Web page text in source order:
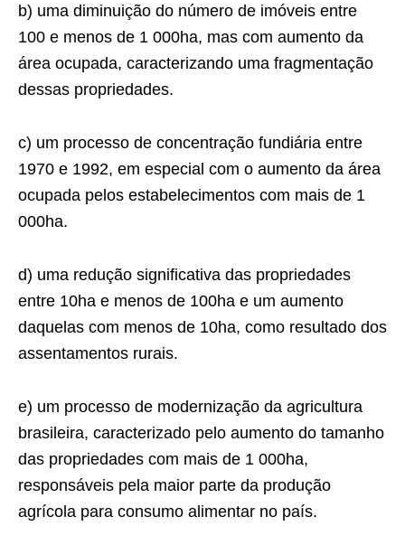
b) uma diminuição do número de imóveis entre
100 e menos de 1 000ha, mas com aumento da
área ocupada, caracterizando uma fragmentação
dessas propriedades.
c) um processo de concentração fundiária entre
1970 e 1992, em especial com o aumento da área
ocupada pelos estabelecimentos com mais de 1
000ha.
d) uma redução significativa das propriedades
entre 10ha e menos de 100ha e um aumento
daquelas com menos de 10ha, como resultado dos
assentamentos rurais.
e) um processo de modernização da agricultura
brasileira, caracterizado pelo aumento do tamanho
das propriedades com mais de 1 000ha,
responsáveis pela maior parte da produção
agrícola para consumo alimentar no país.